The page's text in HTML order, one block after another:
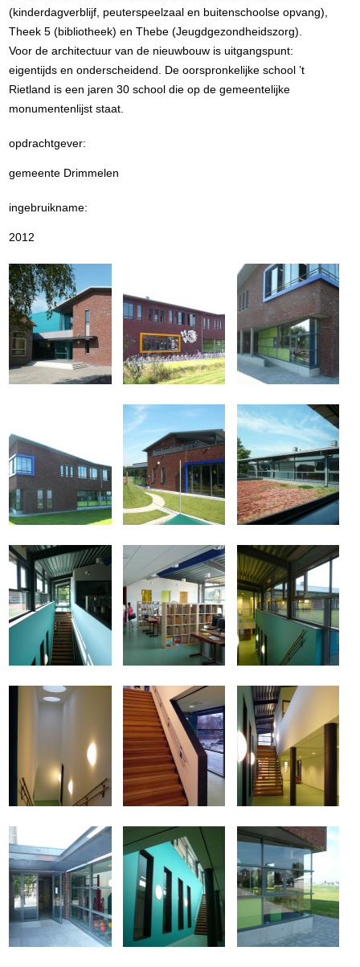
(kinderdagverblijf, peuterspeelzaal en buitenschoolse opvang),
Theek 5 (bibliotheek) en Thebe (Jeugdgezondheidszorg).
Voor de architectuur van de nieuwbouw is uitgangspunt:
eigentijds en onderscheidend. De oorspronkelijke school ’t
Rietland is een jaren 30 school die op de gemeentelijke
monumentenlijst staat.
opdrachtgever:
gemeente Drimmelen
ingebruikname:
2012